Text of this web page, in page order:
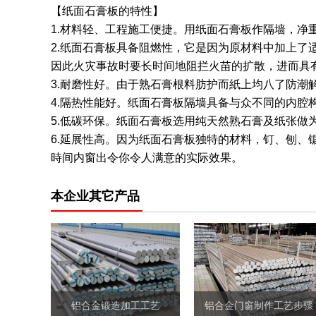
【纸面石膏板的特性】
1.材料轻、工程施工便捷。用纸面石膏板作隔墙，
2.纸面石膏板具备阻燃性，它是因为原材料中加上
因此火灾事故时要长时间地阻拦火苗的扩散，进而具
3.耐磨性好。由于熟石膏根料肪护而紙上均八了防
4.隔热性能好。纸面石膏板隔墙具备与众不同的内
5.低碳环保。纸面石膏板选用纯天然熟石膏及纸张
6.延展性高。因为纸面石膏板独特的材料，钉、刨
時间内窗出令你令人满意的实际效果。
本企业其它产品
铝合金锻造加工工艺 铝合金门窗制作工艺步骤